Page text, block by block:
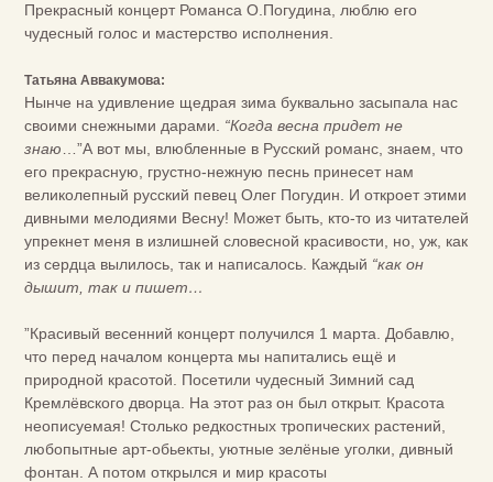
Прекрасный концерт Романса О.Погудина, люблю его
чудесный голос и мастерство исполнения.
Татьяна Аввакумова:
Нынче на удивление щедрая зима буквально засыпала нас
своими снежными дарами. “Когда весна придет не
знаю …”А вот мы, влюбленные в Русский романс, знаем, что
его прекрасную, грустно-нежную песнь принесет нам
великолепный русский певец Олег Погудин. И откроет этими
дивными мелодиями Весну! Может быть, кто-то из читателей
упрекнет меня в излишней словесной красивости, но, уж, как
из сердца вылилось, так и написалось. Каждый “как он
дышит, так и пишет…
”Красивый весенний концерт получился 1 марта. Добавлю,
что перед началом концерта мы напитались ещё и
природной красотой. Посетили чудесный Зимний сад
Кремлёвского дворца. На этот раз он был открыт. Красота
неописуемая! Столько редкостных тропических растений,
любопытные арт-обьекты, уютные зелёные уголки, дивный
фонтан. А потом открылся и мир красоты